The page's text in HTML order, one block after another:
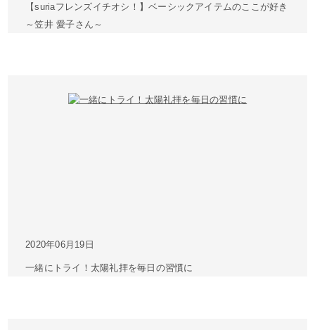
【suriaフレンズイチオシ！】ベーシックアイテムのここが好き
～笠井 愛子さん～
2020年06月19日
一緒にトライ！太陽礼拝を毎日の習慣に